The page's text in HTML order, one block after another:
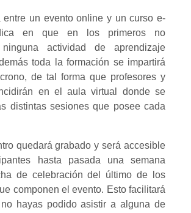
entre un evento online y un curso e-
en que en los primeros no
ninguna actividad de aprendizaje
toda la formación se impartirá
de tal forma que profesores y
en el aula virtual donde se
distintas sesiones que posee cada
quedará grabado y será accesible
hasta pasada una semana
de celebración del último de los
componen el evento. Esto facilitará
hayas podido asistir a alguna de